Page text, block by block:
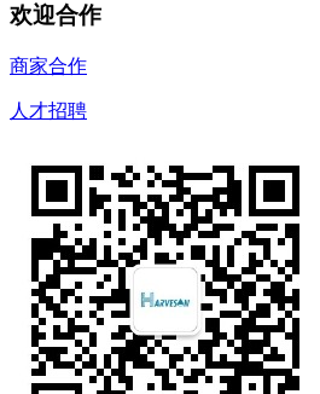
欢迎合作
商家合作
人才招聘